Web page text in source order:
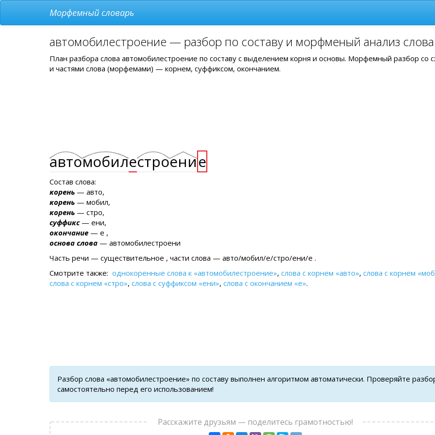
Морфемный словарь
автомобилестроение — разбор по составу и морфменый анализ слова
План разбора слова автомобилестроение по составу с выделением корня и основы. Морфемный разбор со
и частями слова (морфемами) — корнем, суффиксом, окончанием.
автомобилестроение
Состав слова:
корень — авто,
корень — мобил,
корень — стро,
суффикс— ени,
окончание — е ,
основа слова — автомобилестроени
Часть речи — существительное , части слова — авто/мобил/е/стро/ени/е .
Смотрите также: однокоренные слова к «автомобилестроение», слова с корнем «авто», слова с корнем
слова с корнем «стро», слова с суффиксом «ени», слова с окончанием «е».
Разбор слова «автомобилестроение» по составу выполнен алгоритмом автоматически. Проверяйте
самостоятельно перед его использованием!
Расскажите друзьям — поделитесь грамотностью!